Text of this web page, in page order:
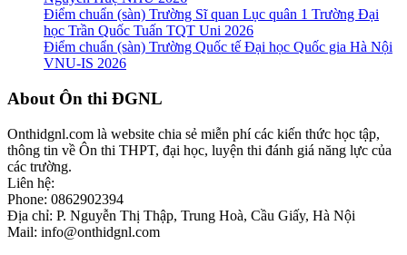
Điểm chuẩn (sàn) Trường Sĩ quan Lục quân 1 Trường Đại
học Trần Quốc Tuấn TQT Uni 2026
Điểm chuẩn (sàn) Trường Quốc tế Đại học Quốc gia Hà Nội
VNU-IS 2026
Footer
About Ôn thi ĐGNL
Onthidgnl.com là website chia sẻ miễn phí các kiến thức học tập,
thông tin về Ôn thi THPT, đại học, luyện thi đánh giá năng lực của
các trường.
Liên hệ:
Phone: 0862902394
Địa chỉ: P. Nguyễn Thị Thập, Trung Hoà, Cầu Giấy, Hà Nội
Mail: info@onthidgnl.com